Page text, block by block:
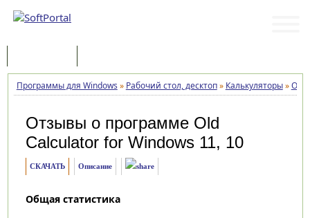
Программы для Windows » Рабочий стол, десктоп» Калькуляторы»Old
Отзывы о программе Old
Calculator for Windows 11, 10
СКАЧАТЬ Описание
Общая статистика